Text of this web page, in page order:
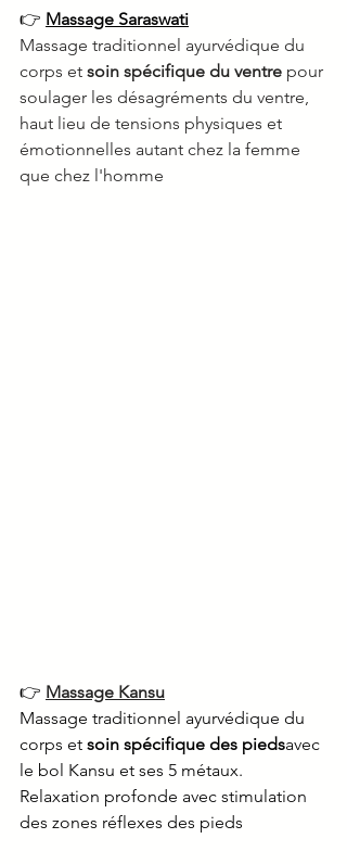
👉 Massage Saraswati
Massage traditionnel ayurvédique du
corps et soin spécifique du ventre pour
soulager les désagréments du ventre,
haut lieu de tensions physiques et
émotionnelles autant chez la femme
que chez l'homme
👉 Massage Kansu
Massage traditionnel ayurvédique du
corps et soin spécifique des piedsavec
le bol Kansu et ses 5 métaux.
Relaxation profonde avec stimulation
des zones réflexes des pieds